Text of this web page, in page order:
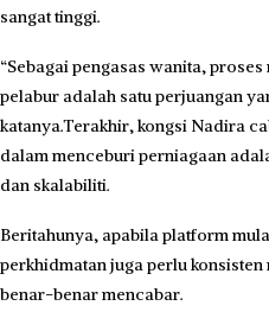
sangat tinggi.
“Sebagai pengasas wanita,
pelabur adalah satu perjuangan
katanya.Terakhir, kongsi Nadira
dalam menceburi perniagaan
dan skalabiliti.
Beritahunya, apabila platform
perkhidmatan juga perlu
benar-benar mencabar.